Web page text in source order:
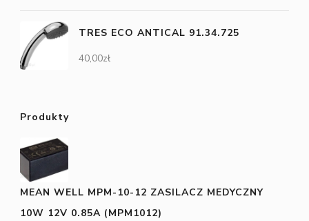
TRES ECO ANTICAL 91.34.725
40,00zł
Produkty
MEAN WELL MPM-10-12 ZASILACZ MEDYCZNY
10W 12V 0.85A (MPM1012)